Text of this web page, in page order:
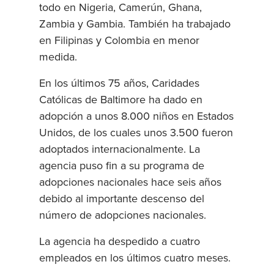
todo en Nigeria, Camerún, Ghana,
Zambia y Gambia. También ha trabajado
en Filipinas y Colombia en menor
medida.
En los últimos 75 años, Caridades
Católicas de Baltimore ha dado en
adopción a unos 8.000 niños en Estados
Unidos, de los cuales unos 3.500 fueron
adoptados internacionalmente. La
agencia puso fin a su programa de
adopciones nacionales hace seis años
debido al importante descenso del
número de adopciones nacionales.
La agencia ha despedido a cuatro
empleados en los últimos cuatro meses.